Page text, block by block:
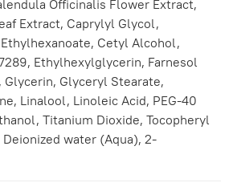
Officinalis Flower Extract,
Extract, Caprylyl Glycol,
Cetyl Alcohol,
Ethylhexylglycerin, Farnesol
Glycerin, Glyceryl Stearate,
Linalool, Linoleic Acid, PEG-40
Titanium Dioxide, Tocopheryl
water (Aqua), 2-